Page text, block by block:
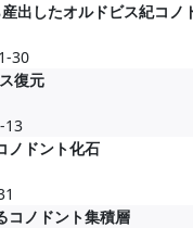
出したオルドビス紀コノ
30
復元
13
ノドント化石
コノドント集積層